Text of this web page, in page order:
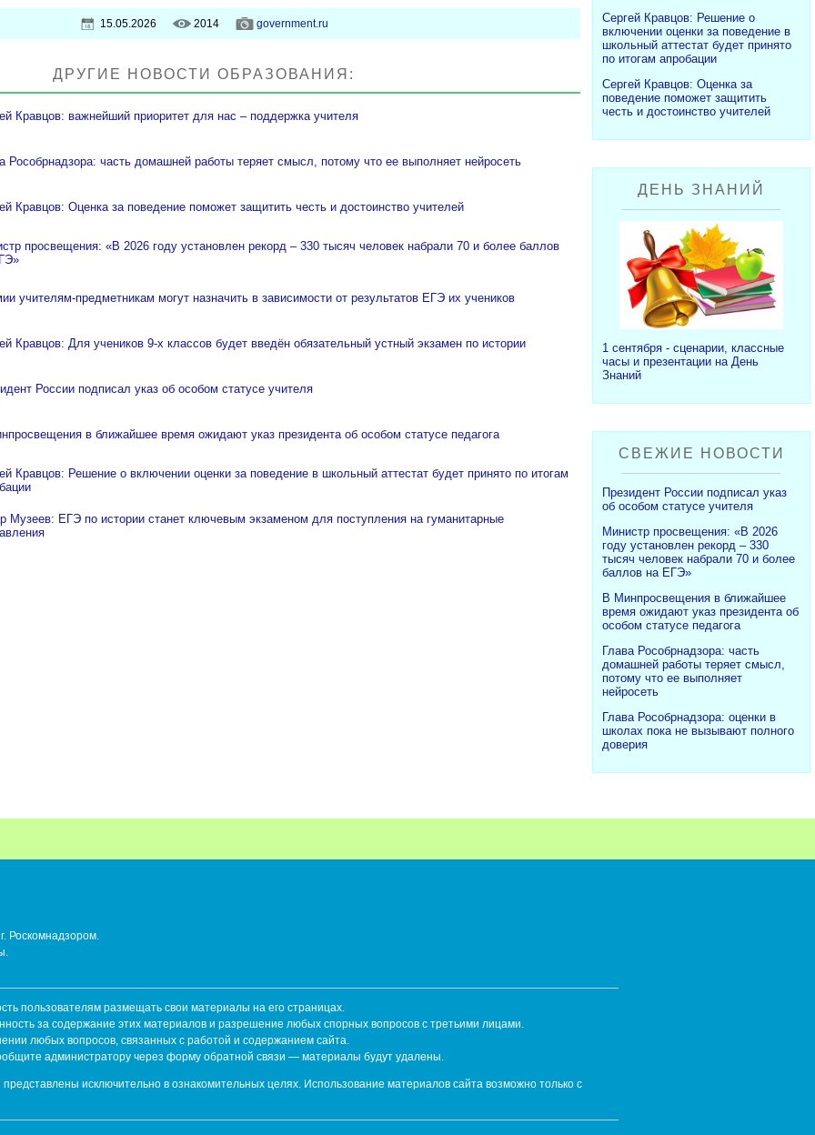
15.05.2026 2014 government.ru
ДРУГИЕ НОВОСТИ ОБРАЗОВАНИЯ:
Кравцов: важнейший приоритет для нас – поддержка учителя
Рособрнадзора: часть домашней работы теряет смысл, потому что ее выполняет нейросеть
Кравцов: Оценка за поведение поможет защитить честь и достоинство учителей
просвещения: «В 2026 году установлен рекорд – 330 тысяч человек набрали 70 и более баллов
учителям-предметникам могут назначить в зависимости от результатов ЕГЭ их учеников
Кравцов: Для учеников 9-х классов будет введён обязательный устный экзамен по истории
России подписал указ об особом статусе учителя
в ближайшее время ожидают указ президента об особом статусе педагога
Кравцов: Решение о включении оценки за поведение в школьный аттестат будет принято по итогам
Музеев: ЕГЭ по истории станет ключевым экзаменом для поступления на гуманитарные
Сергей Кравцов: Решение о
включении оценки за поведение в
школьный аттестат будет принято
по итогам апробации
Сергей Кравцов: Оценка за
поведение поможет защитить
честь и достоинство учителей
ДЕНЬ ЗНАНИЙ
1 сентября - сценарии, классные
часы и презентации на День
Знаний
СВЕЖИЕ НОВОСТИ
Президент России подписал указ
об особом статусе учителя
Министр просвещения: «В 2026
году установлен рекорд – 330
тысяч человек набрали 70 и более
баллов на ЕГЭ»
В Минпросвещения в ближайшее
время ожидают указ президента об
особом статусе педагога
Глава Рособрнадзора: часть
домашней работы теряет смысл,
потому что ее выполняет
нейросеть
Глава Рособрнадзора: оценки в
школах пока не вызывают полного
доверия
Роскомнадзором.
пользователям размещать свои материалы на его страницах.
за содержание этих материалов и разрешение любых спорных вопросов с третьими лицами.
любых вопросов, связанных с работой и содержанием сайта.
администратору через форму обратной связи — материалы будут удалены.
исключительно в ознакомительных целях. Использование материалов сайта возможно только с